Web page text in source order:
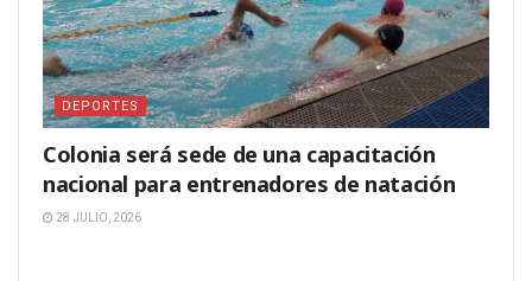
DEPORTES
Colonia será sede de una capacitación
nacional para entrenadores de natación
28 JULIO, 2026